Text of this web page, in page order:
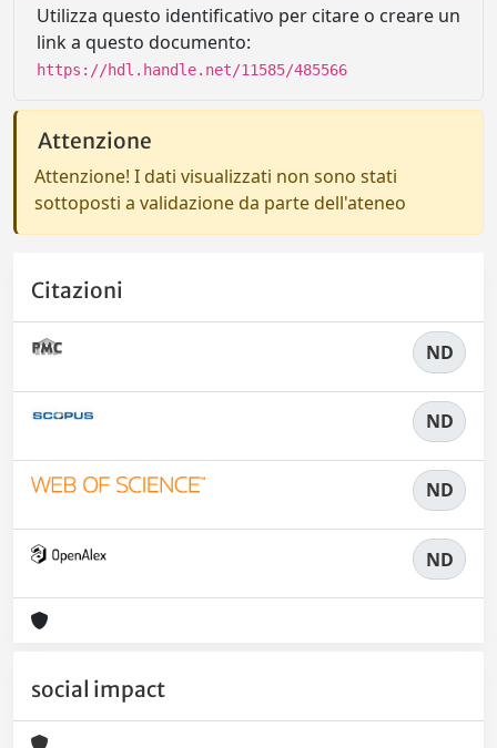
Utilizza questo identificativo per citare o creare un
link a questo documento:
https://hdl.handle.net/11585/485566
Attenzione
Attenzione! I dati visualizzati non sono stati
sottoposti a validazione da parte dell'ateneo
Citazioni
ND
ND
ND
ND
social impact